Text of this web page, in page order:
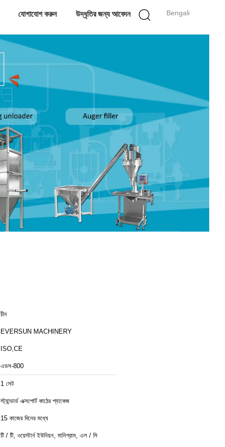
Bengali
যোগাযোগ করুন উদ্ধৃতির জন্য আবেদন
চীন
EVERSUN MACHINERY
ISO,CE
এডস-800
1 সেট
স্ট্যান্ডার্ড এক্সপোর্ট কাঠের প্যাকেজ
15 কাজের দিনের মধ্যে
টি / টি, ওয়েস্টার্ন ইউনিয়ন, মানিগ্রাম, এল / সি